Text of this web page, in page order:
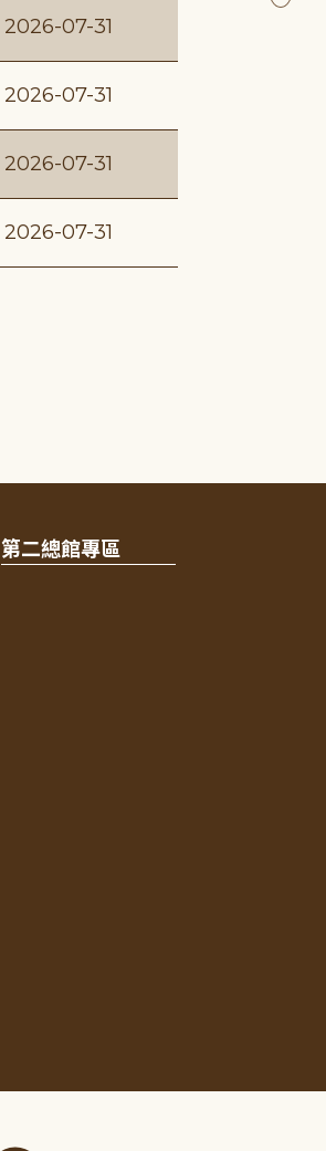
2026-07-31
2026-07-31
2026-07-31
2026-07-31
第二總館專區